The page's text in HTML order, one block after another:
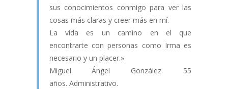
sus conocimientos conmigo para ver las
cosas más claras y creer más en mí.
La vida es un camino en el que
encontrarte con personas como Irma es
necesario y un placer.»
Miguel Ángel González. 55
años. Administrativo.